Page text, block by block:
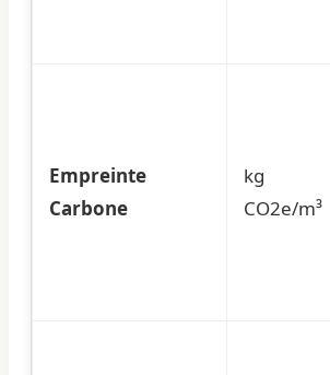
Empreinte
Carbone
kg
CO2e/m³